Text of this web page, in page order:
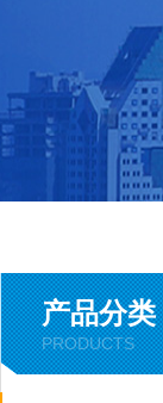
产品分类
PRODUCTS